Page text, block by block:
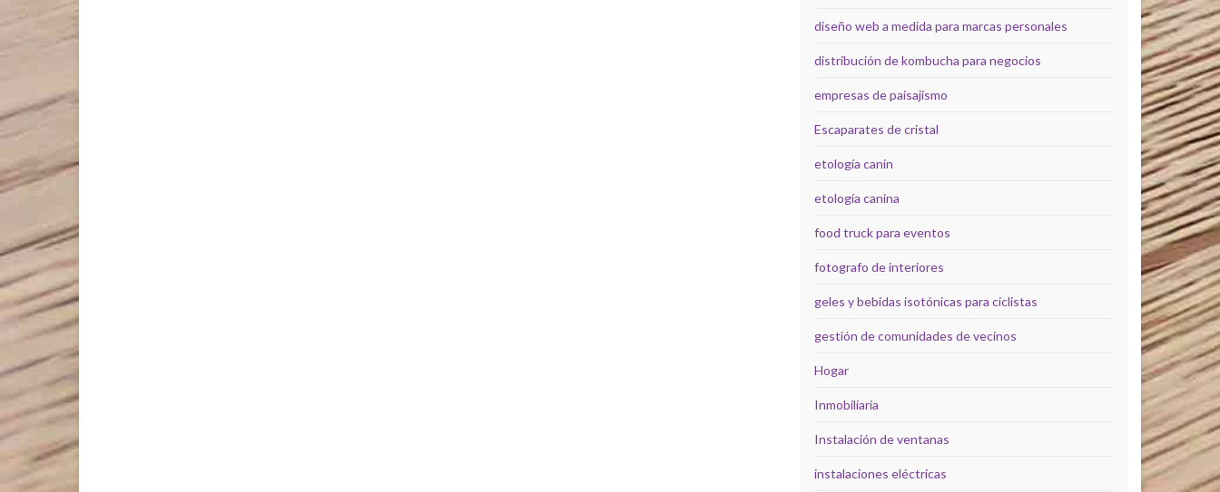
diseño web a medida para marcas personales
distribución de kombucha para negocios
empresas de paisajismo
Escaparates de cristal
etología canin
etología canina
food truck para eventos
fotografo de interiores
geles y bebidas isotónicas para ciclistas
gestión de comunidades de vecinos
Hogar
Inmobiliaria
Instalación de ventanas
instalaciones eléctricas